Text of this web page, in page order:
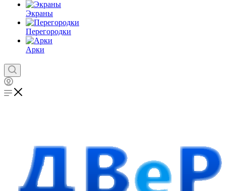
Экраны
Перегородки
Арки